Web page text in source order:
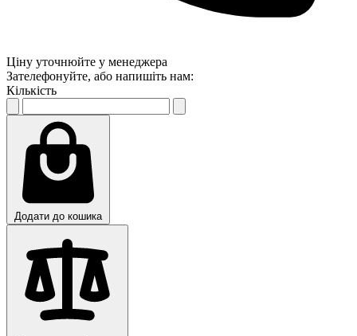
Ціну уточнюйте у менеджера
Зателефонуйте, або напишіть нам:
Кількість
Додати до кошика